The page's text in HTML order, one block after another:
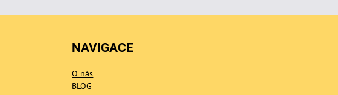
NAVIGACE
O nás
BLOG